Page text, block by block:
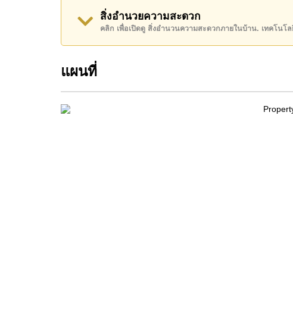
โปรดทราบว่าราคาค่าเช่าที่ Cornerstone Real Estate
เงินมัดจำ 2 เดือนก่อนเข้าอยู่อาศัย
โฉนดที่ดินของอสังหาริมทรัพย์นี้อยู่ภายใต้กรรมสิทธิ์ ชื่อ
ค้นพบโอกาสในการทำให้ที่อยู่อาศัยนี้เป็นบ้านในฝันของ
WhatsApp ของสำนักงาน: และ LINE:
สิ่งอำนวยความสะดวก
คลิก เพื่อเปิดดู สิ่งอำนวนความสะดวกภายในบ้าน. เทคโนโ
แผนที่